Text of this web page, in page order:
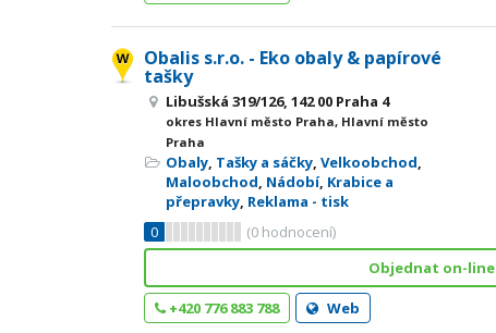
Obalis s.r.o. - Eko obaly & papírové
tašky
Libušská 319/126, 142 00 Praha 4
okres Hlavní město Praha, Hlavní město
Praha
Obaly, Tašky a sáčky, Velkoobchod,
Maloobchod, Nádobí, Krabice a
přepravky, Reklama - tisk
0
(0 hodnocení)
Objednat on-line
+420 776 883 788 Web